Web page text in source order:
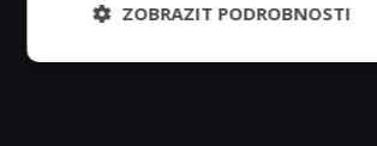
ZOBRAZIT PODROBNOSTI